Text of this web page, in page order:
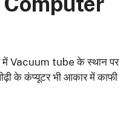
में Vacuum tube के स्थान पर
के कंप्यूटर भी आकार में काफी